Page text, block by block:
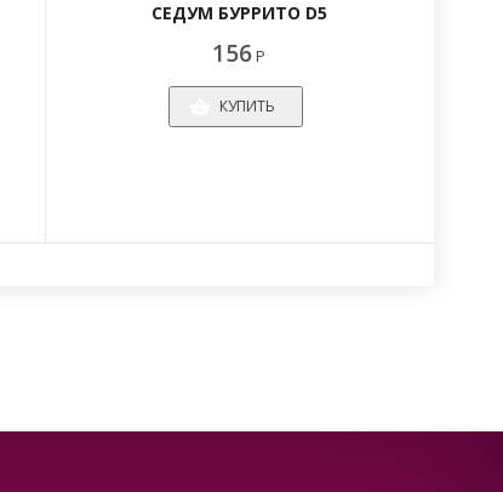
СЕДУМ БУРРИТО D5
156Р
КУПИТЬ